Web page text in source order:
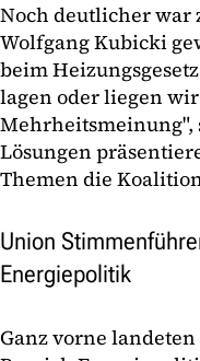
Noch deutlicher war
Wolfgang Kubicki
beim
lagen oder liegen
Mehrheitsmeinung",
Lösungen
Themen die
Union
Energiepolitik
Ganz vorne